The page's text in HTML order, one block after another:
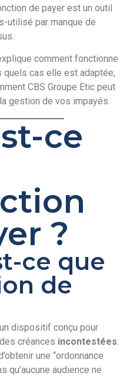
de payer est un outil
utilisé par manque de
comment fonctionne
quels cas elle est adaptée,
CBS Groupe Etic peut
gestion de vos impayés.
ce
?
ce que
de
dispositif conçu pour
créances incontestées
une “ordonnance
qu’aucune audience ne